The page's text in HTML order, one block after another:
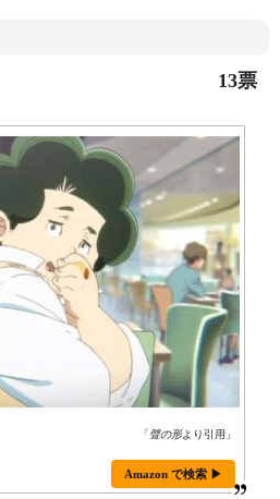
13票
「聲の形より引用」
Amazon で検索 ▶